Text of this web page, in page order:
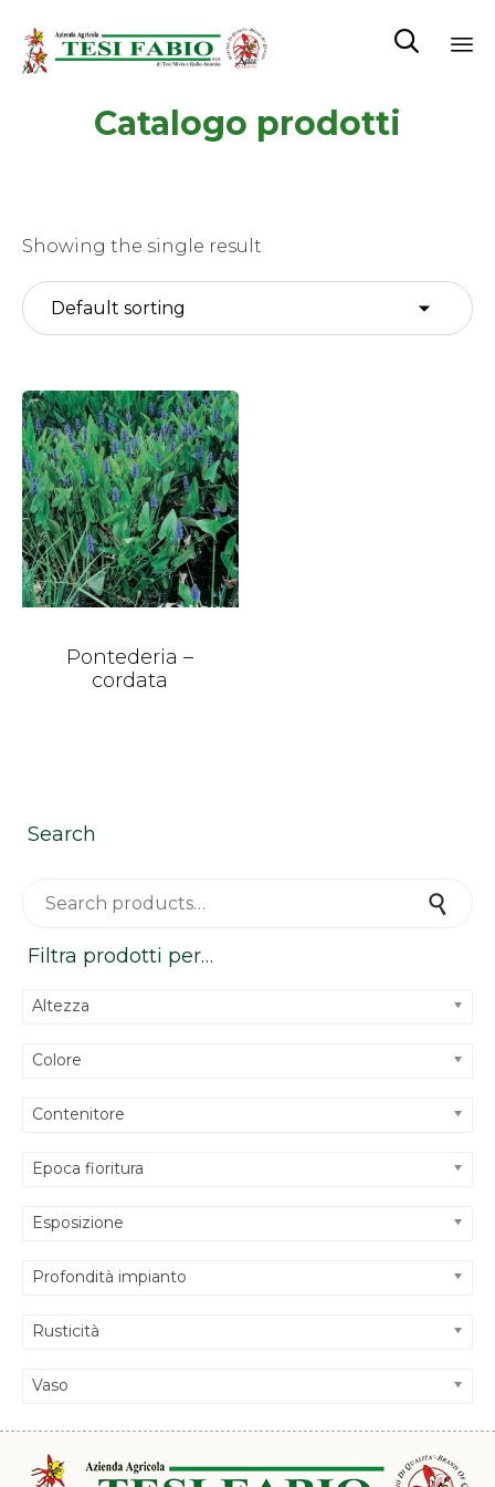

Catalogo prodotti
Showing the single result
Pontederia –
cordata
Search
Filtra prodotti per…
Altezza
Colore
Contenitore
Epoca fioritura
Esposizione
Profondità impianto
Rusticità
Vaso